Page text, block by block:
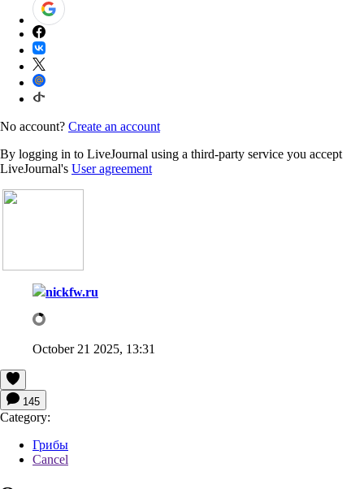
No account? Create an account
By logging in to LiveJournal using a third-party service you accept
LiveJournal's User agreement
nickfw.ru
October 21 2025, 13:31
145
Category:
Грибы
Cancel